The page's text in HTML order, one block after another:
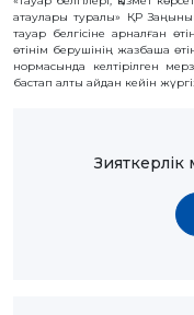
ХАЛЫҚАРАЛЫҚ
ЫНТЫМАҚТАСТЫҚ
ҚЫЗМЕТТІК
БОС
ОРЫНДАР
атаулары туралы» ҚР
тауар белгісіне арналған
өтінім берушінің жазбаша
нормасында келтірілген
бастап алты айдан кейін
Зияткерлік